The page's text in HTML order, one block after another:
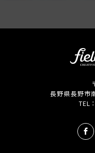
長野県長野市
TEL：